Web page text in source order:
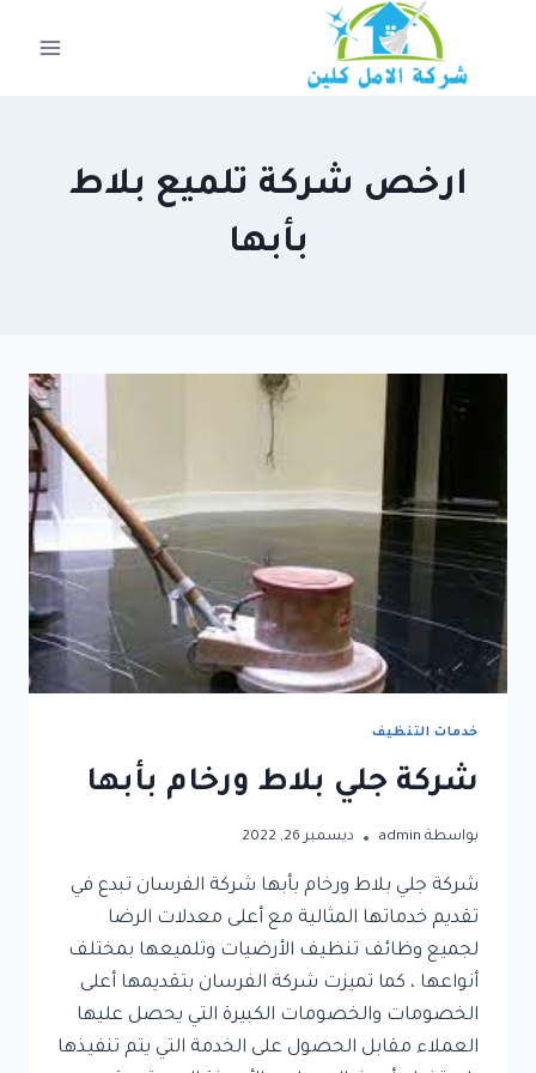
ارخص شركة تلميع بلاط
بأبها
خدمات التنظيف
شركة جلي بلاط ورخام بأبها
بواسطة admin ديسمبر 26, 2022
شركة جلي بلاط ورخام بأبها شركة الفرسان تبدع في
تقديم خدماتها المثالية مع أعلى معدلات الرضا
لجميع وظائف تنظيف الأرضيات وتلميعها بمختلف
أنواعها ، كما تميزت شركة الفرسان بتقديمها أعلى
الخصومات والخصومات الكبيرة التي يحصل عليها
العملاء مقابل الحصول على الخدمة التي يتم تنفيذها